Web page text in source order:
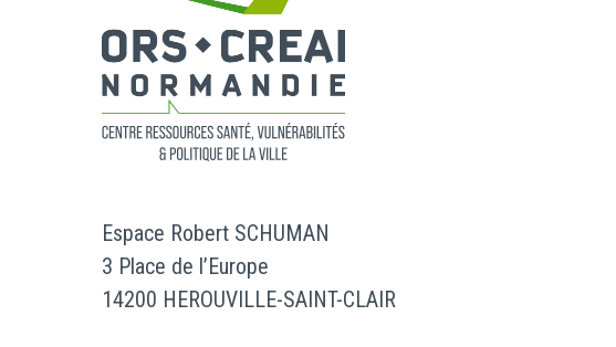
Espace Robert SCHUMAN
3 Place de l’Europe
14200 HEROUVILLE-SAINT-CLAIR